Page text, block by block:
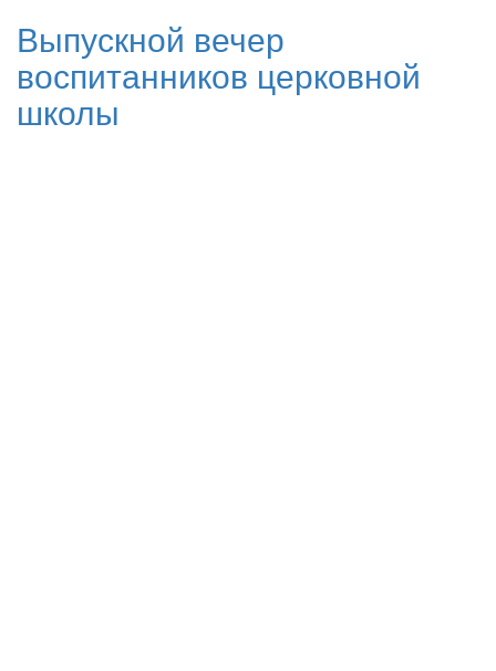
Выпускной вечер
воспитанников церковной
школы